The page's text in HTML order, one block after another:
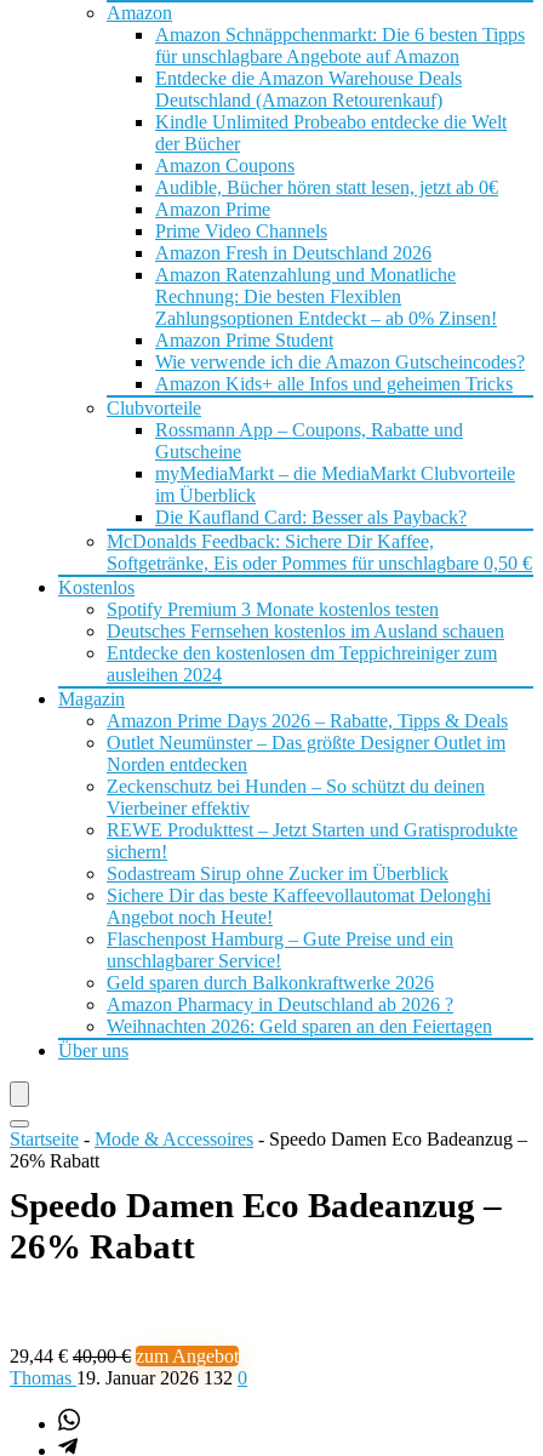
Amazon
Amazon Schnäppchenmarkt: Die 6 besten Tipps
für unschlagbare Angebote auf Amazon
Entdecke die Amazon Warehouse Deals
Deutschland (Amazon Retourenkauf)
Kindle Unlimited Probeabo entdecke die Welt
der Bücher
Amazon Coupons
Audible, Bücher hören statt lesen, jetzt ab 0€
Amazon Prime
Prime Video Channels
Amazon Fresh in Deutschland 2026
Amazon Ratenzahlung und Monatliche
Rechnung: Die besten Flexiblen
Zahlungsoptionen Entdeckt – ab 0% Zinsen!
Amazon Prime Student
Wie verwende ich die Amazon Gutscheincodes?
Amazon Kids+ alle Infos und geheimen Tricks
Clubvorteile
Rossmann App – Coupons, Rabatte und
Gutscheine
myMediaMarkt – die MediaMarkt Clubvorteile
im Überblick
Die Kaufland Card: Besser als Payback?
McDonalds Feedback: Sichere Dir Kaffee,
Softgetränke, Eis oder Pommes für unschlagbare 0,50 €
Kostenlos
Spotify Premium 3 Monate kostenlos testen
Deutsches Fernsehen kostenlos im Ausland schauen
Entdecke den kostenlosen dm Teppichreiniger zum
ausleihen 2024
Magazin
Amazon Prime Days 2026 – Rabatte, Tipps & Deals
Outlet Neumünster – Das größte Designer Outlet im
Norden entdecken
Zeckenschutz bei Hunden – So schützt du deinen
Vierbeiner effektiv
REWE Produkttest – Jetzt Starten und Gratisprodukte
sichern!
Sodastream Sirup ohne Zucker im Überblick
Sichere Dir das beste Kaffeevollautomat Delonghi
Angebot noch Heute!
Flaschenpost Hamburg – Gute Preise und ein
unschlagbarer Service!
Geld sparen durch Balkonkraftwerke 2026
Amazon Pharmacy in Deutschland ab 2026 ?
Weihnachten 2026: Geld sparen an den Feiertagen
Über uns
Startseite - Mode & Accessoires - Speedo Damen Eco Badeanzug –
26% Rabatt
Speedo Damen Eco Badeanzug –
26% Rabatt
29,44 € 40,00 € zum Angebot
Thomas 19. Januar 2026 132 0